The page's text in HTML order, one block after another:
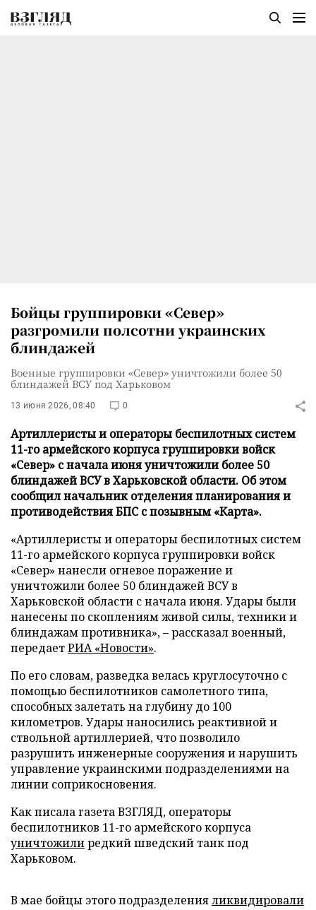
Бойцы группировки «Север»
разгромили полсотни украинских
блиндажей
Военные группировки «Север» уничтожили более 50
блиндажей ВСУ под Харьковом
13 июня 2026, 08:40 0
Артиллеристы и операторы беспилотных систем
11-го армейского корпуса группировки войск
«Север» с начала июня уничтожили более 50
блиндажей ВСУ в Харьковской области. Об этом
сообщил начальник отделения планирования и
противодействия БПС с позывным «Карта».
«Артиллеристы и операторы беспилотных систем
11-го армейского корпуса группировки войск
«Север» нанесли огневое поражение и
уничтожили более 50 блиндажей ВСУ в
Харьковской области с начала июня. Удары были
нанесены по скоплениям живой силы, техники и
блиндажам противника», – рассказал военный,
передаетРИА «Новости».
По его словам, разведка велась круглосуточно с
помощью беспилотников самолетного типа,
способных залетать на глубину до 100
километров. Удары наносились реактивной и
ствольной артиллерией, что позволило
разрушить инженерные сооружения и нарушить
управление украинскими подразделениями на
линии соприкосновения.
Как писала газета ВЗГЛЯД, операторы
беспилотников 11-го армейского корпуса
уничтожилиредкий шведский танк под
Харьковом.
В мае бойцы этого подразделенияликвидировали